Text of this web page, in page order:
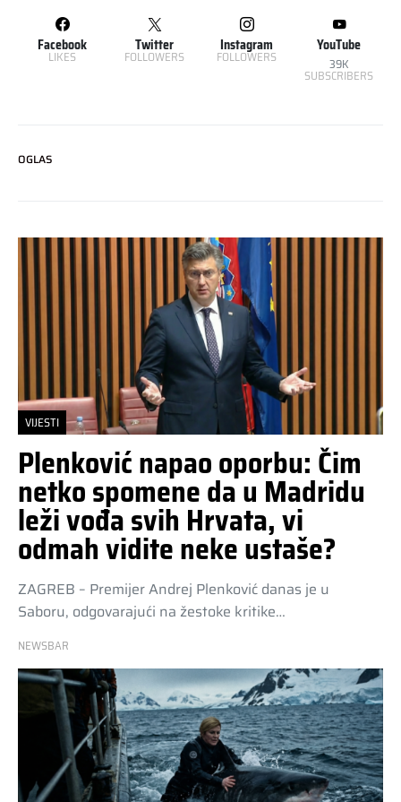
Facebook
LIKES
Twitter
FOLLOWERS
Instagram
FOLLOWERS
YouTube
39K
SUBSCRIBERS
OGLAS
VIJESTI
Plenković napao oporbu: Čim
netko spomene da u Madridu
leži vođa svih Hrvata, vi
odmah vidite neke ustaše?
ZAGREB – Premijer Andrej Plenković danas je u
Saboru, odgovarajući na žestoke kritike…
NEWSBAR